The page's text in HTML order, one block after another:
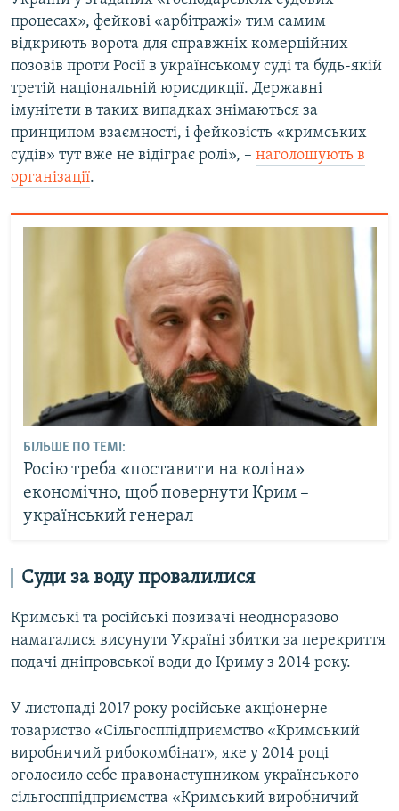
процесах», фейкові «арбітражі» тим самим
відкриють ворота для справжніх комерційних
позовів проти Росії в українському суді та будь-якій
третій національній юрисдикції. Державні
імунітети в таких випадках знімаються за
принципом взаємності, і фейковість «кримських
судів» тут вже не відіграє ролі», – наголошують в
організації.
БІЛЬШЕ ПО ТЕМІ:
Росію треба «поставити на коліна»
економічно, щоб повернути Крим –
український генерал
Суди за воду провалилися
Кримські та російські позивачі неодноразово
намагалися висунути Україні збитки за перекриття
подачі дніпровської води до Криму з 2014 року.
У листопаді 2017 року російське акціонерне
товариство «Сільгосппідприємство «Кримський
виробничий рибокомбінат», яке у 2014 році
оголосило себе правонаступником українського
сільгосппідприємства «Кримський виробничий